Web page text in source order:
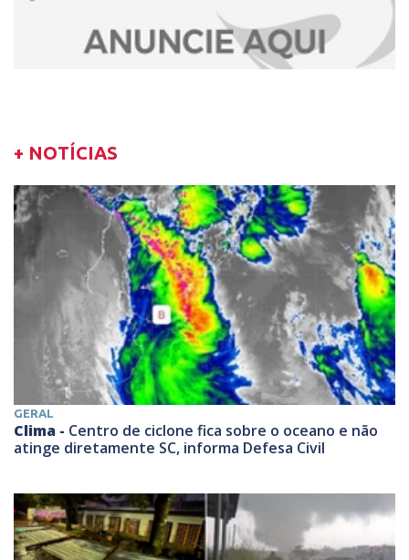
+ NOTÍCIAS
GERAL
Clima - Centro de ciclone fica sobre o oceano e não
atinge diretamente SC, informa Defesa Civil